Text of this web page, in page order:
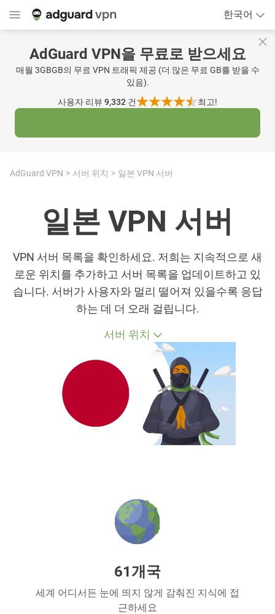
한국어
AdGuard VPN을 무료로 받으세요
매월 3GBGB의 무료 VPN 트래픽 제공 (더 많은 무료 GB를 받을 수
있음).
사용자 리뷰 9,332 건 최고!
AdGuard VPN 서버 위치 일본 VPN 서버
일본 VPN 서버
VPN 서버 목록을 확인하세요. 저희는 지속적으로 새
로운 위치를 추가하고 서버 목록을 업데이트하고 있
습니다. 서버가 사용자와 멀리 떨어져 있을수록 응답
하는 데 더 오래 걸립니다.
서버 위치
61개국
세계 어디서든 눈에 띄지 않게 감춰진 지식에 접
근하세요